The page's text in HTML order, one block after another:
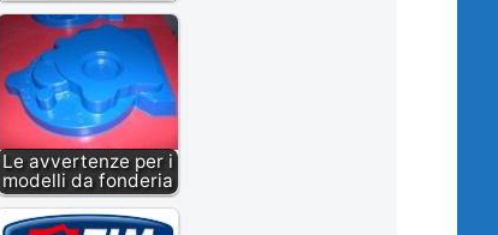
Le avvertenze per i
modelli da fonderia